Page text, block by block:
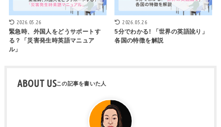
2026.05.26
緊急時、外国人をどうサポートす
る？「災害発生時英語マニュア
ル」
2026.05.26
5分でわかる! 「世界の英語訛り」
各国の特徴を解説
ABOUT US